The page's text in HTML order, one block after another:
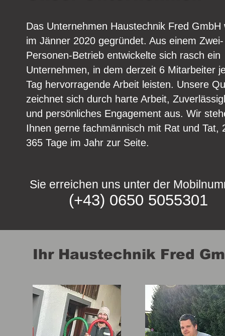
Das Unternehmen Haustechnik Fred GmbH
im Jänner 2020 gegründet. Aus einem Zwei-
Personen-Betrieb entwickelte sich rasch ein
Unternehmen, in dem derzeit 6 Mitarbeiter
Tag hervorragende Arbeit leisten. Unsere
zeichnet sich durch harte Arbeit,
und persönliches Engagement aus. Wir
Ihnen gerne fachmännisch mit Rat und Tat,
365 Tage im Jahr zur Seite.
​ Sie erreichen uns unter der
(+43) 0650 5055301
Ihr Haustechnik Fred